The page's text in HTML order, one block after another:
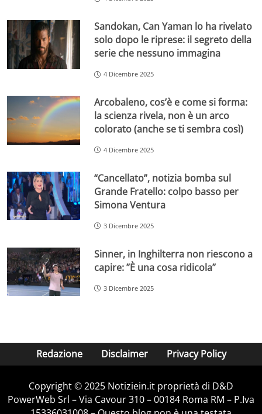
Sandokan, Can Yaman lo ha rivelato
solo dopo le riprese: il segreto della
serie che nessuno immagina
4 Dicembre 2025
Arcobaleno, cos’è e come si forma:
la scienza rivela, non è un arco
colorato (anche se ti sembra così)
4 Dicembre 2025
“Cancellato”, notizia bomba sul
Grande Fratello: colpo basso per
Simona Ventura
3 Dicembre 2025
Sinner, in Inghilterra non riescono a
capire: ”È una cosa ridicola”
3 Dicembre 2025
Redazione Disclaimer Privacy Policy
Copyright © 2025 Notiziein.it proprietà di D&D
PowerWeb Srl – Via Cavour 310 – 00184 Roma RM – P.Iva